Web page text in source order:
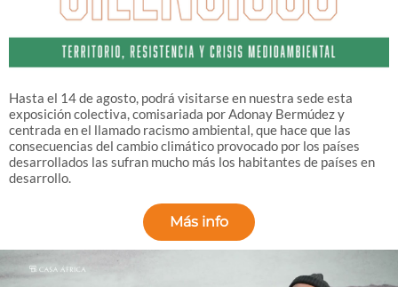
Hasta el 14 de agosto, podrá visitarse en nuestra sede esta
exposición colectiva, comisariada por Adonay Bermúdez y
centrada en el llamado racismo ambiental, que hace que las
consecuencias del cambio climático provocado por los países
desarrollados las sufran mucho más los habitantes de países en
desarrollo.
Más info